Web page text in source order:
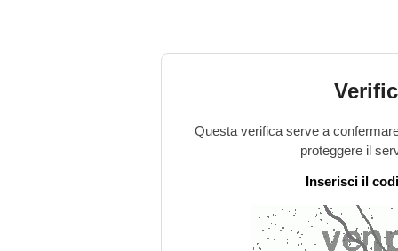
Questa verifica serve a
proteggere il
Inserisci il